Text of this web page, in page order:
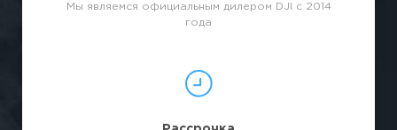
Мы являемся официальным дилером DJI с 2014
года